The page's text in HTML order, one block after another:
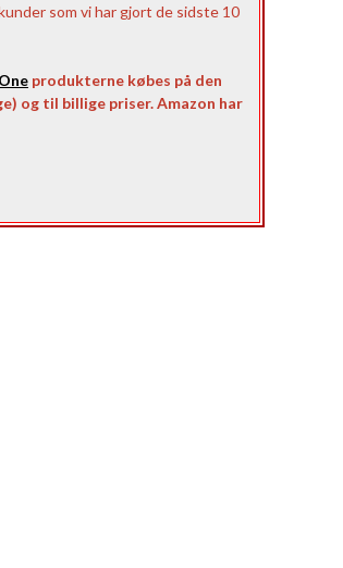
som vi har gjort de sidste 10
produkterne købes på den
og til billige priser. Amazon har